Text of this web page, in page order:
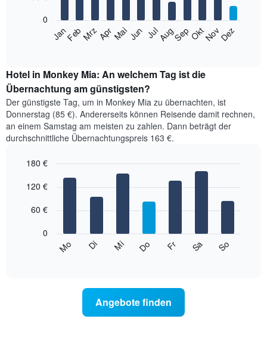
bars.
folgende
den
durchschnittlichen
Zimmerpreis
im
jeweiligen
Monat
an.
Diagramm
Achse,
JanFebMrzAprMaiJun JulAugSep OktNovDez
0
Hotel in Monkey Mia: An welchem Tag ist die
Übernachtung am günstigsten?
Der günstigste Tag, um in Monkey Mia zu übernachten, ist
Donnerstag (85 €). Andererseits können Reisende damit rechnen,
an einem Samstag am meisten zu zahlen. Dann beträgt der
durchschnittliche Übernachtungspreis 163 €.
chart
bars.
durchschnittlichen
graphic.
Mo Di Mi Do Fr Sa So
0
60 €
120 €
180 €
Angebote finden